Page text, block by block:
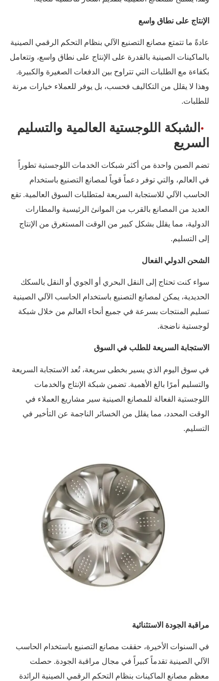
الإنتاج على نطاق واسع
عادةً ما تتمتع مصانع التصنيع الآلي بنظام التحكم الرقمي الصينية
بالماكينات الصينية بالقدرة على الإنتاج على نطاق واسع، وتتعامل
بكفاءة مع الطلبات التي تتراوح بين الدفعات الصغيرة والكبيرة.
وهذا لا يقلل من التكاليف فحسب، بل يوفر للعملاء خيارات مرنة
للطلبات.
الشبكة اللوجستية العالمية والتسليم
السريع
تضم الصين واحدة من أكثر شبكات الخدمات اللوجستية تطوراً
في العالم، والتي توفر دعماً قوياً لمصانع التصنيع باستخدام
الحاسب الآلي للاستجابة السريعة لمتطلبات السوق العالمية. تقع
العديد من المصانع بالقرب من الموانئ الرئيسية والمطارات
الدولية، مما يقلل بشكل كبير من الوقت المستغرق من الإنتاج
إلى التسليم.
الشحن الدولي الفعال
سواء كنت تحتاج إلى النقل البحري أو الجوي أو النقل بالسكك
الحديدية، يمكن لمصانع التصنيع باستخدام الحاسب الآلي الصينية
تسليم المنتجات بسرعة في جميع أنحاء العالم من خلال شبكة
لوجستية ناضجة.
الاستجابة السريعة للطلب في السوق
في سوق اليوم الذي يسير بخطى سريعة، تُعد الاستجابة السريعة
والتسليم أمرًا بالغ الأهمية. تضمن شبكة الإنتاج والخدمات
اللوجستية الفعالة للمصانع الصينية سير مشاريع العملاء في
الوقت المحدد، مما يقلل من الخسائر الناجمة عن التأخير في
التسليم.
مراقبة الجودة الاستثنائية
في السنوات الأخيرة، حققت مصانع التصنيع باستخدام الحاسب
الآلي الصينية تقدماً كبيراً في مجال مراقبة الجودة. حصلت
معظم مصانع الماكينات بنظام التحكم الرقمي الصينية الرائدة